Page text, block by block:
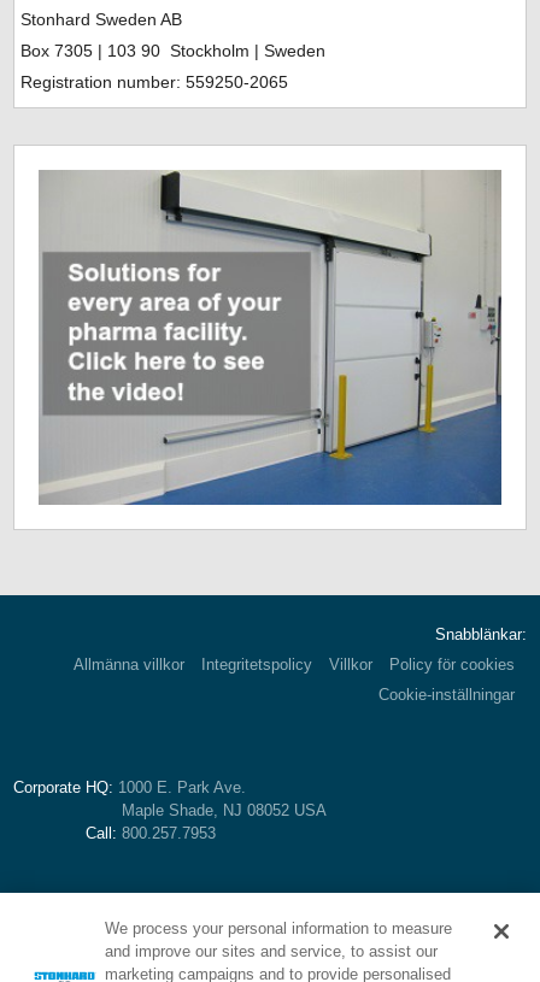
Stonhard Sweden AB
Box 7305 | 103 90 Stockholm | Sweden
Registration number: 559250-2065
Snabblänkar:
Allmänna villkor
Integritetspolicy Villkor
Policy för cookies
Cookie-inställningar
Corporate HQ: 1000 E. Park Ave.
Maple Shade, NJ 08052 USA
Call: 800.257.7953
We process your personal information to measure
and improve our sites and service, to assist our
marketing campaigns and to provide personalised